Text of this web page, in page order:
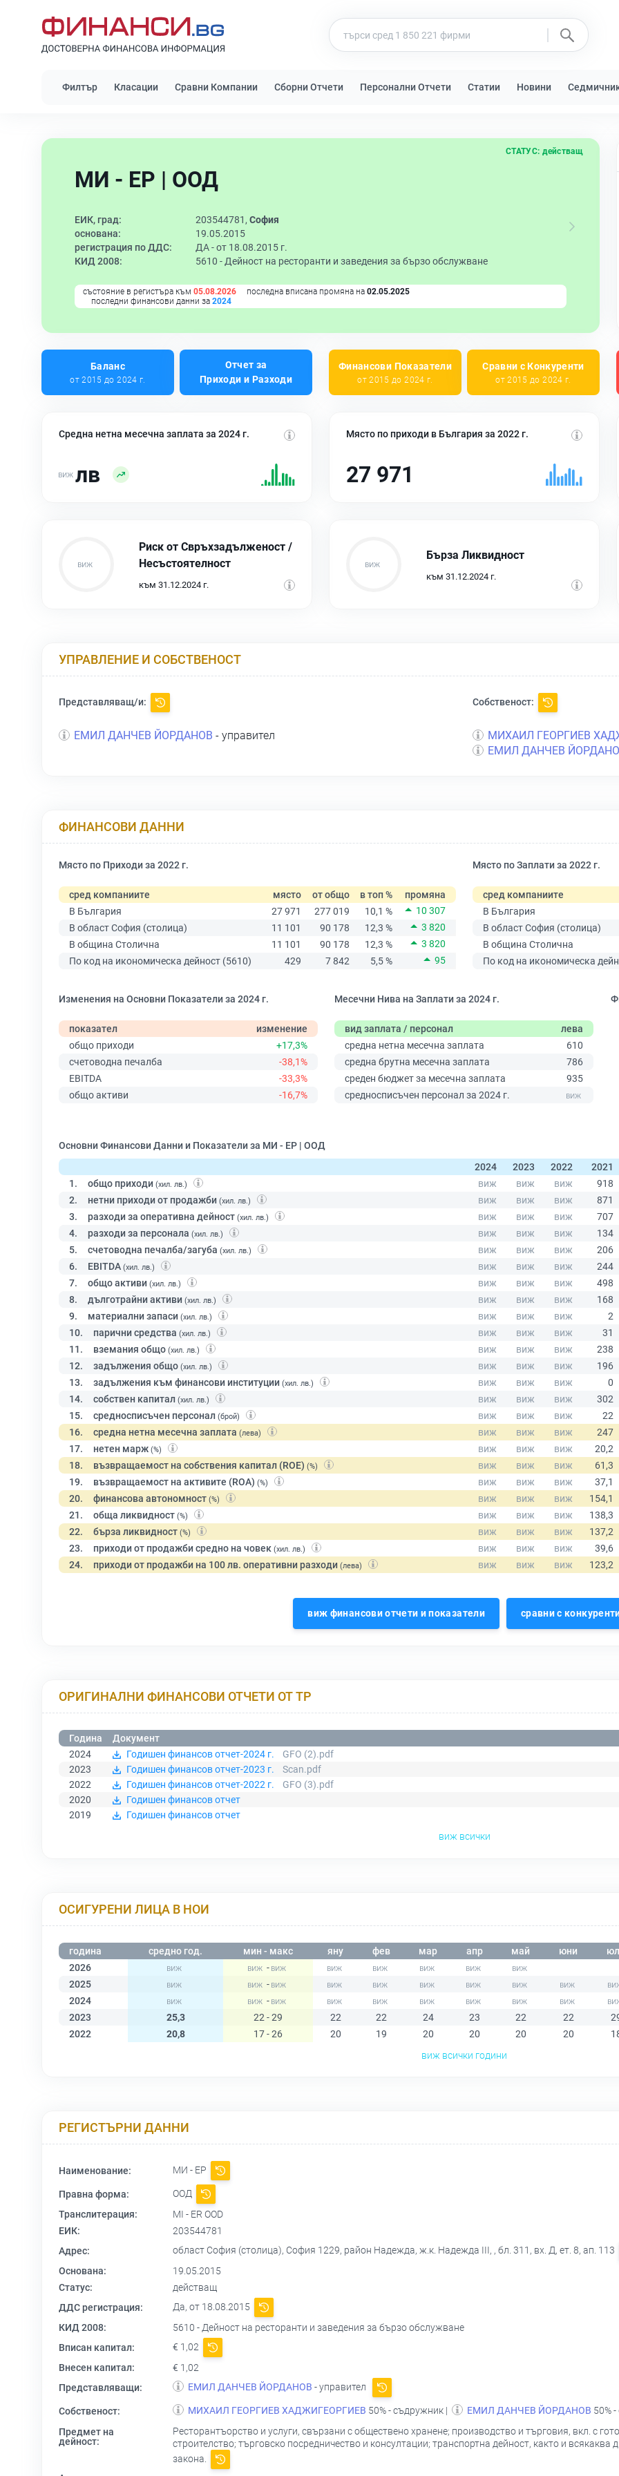
Филтър Класации Сравни Компании Сборни Отчети Персонални Отчети Статии Новини
МИ - ЕР | ООД
СТАТУС: действащ
ЕИК, град: 203544781, София
основана:
19.05.2015
регистрация по ДДС:
ДА - от 18.08.2015 г.
КИД 2008:
5610 - Дейност на ресторанти и заведения за бързо обслужване
състояние в регистъра към 05.08.2026 последна вписана промяна на 02.05.2025
последни финансови данни за 2024
Баланс
от 2015 до 2024 г.
Отчет за
Приходи и Разходи
Финансови Показатели
от 2015 до 2024 г.
Сравни с Конкуренти
от 2015 до 2024 г.
Средна нетна месечна заплата за 2024 г.
лв
Място по приходи в България за 2022 г.
27 971
Риск от Свръхзадълженост /
Несъстоятелност
към 31.12.2024 г.
Бърза Ликвидност
към 31.12.2024 г.
УПРАВЛЕНИЕ И СОБСТВЕНОСТ
Представляващ/и:
ЕМИЛ ДАНЧЕВ ЙОРДАНОВ - управител
Собственост:
МИХАИЛ ГЕОРГИЕВ
ЕМИЛ ДАНЧЕВ
ФИНАНСОВИ ДАННИ
Място по Приходи за 2022 г.
сред компаниите място от общо в топ %
промяна
В България
27 971 277 019 10,1 %
10 307
В област София (столица)
11 101 90 178 12,3 %
3 820
В община Столична
11 101 90 178 12,3 %
3 820
По код на икономическа дейност (5610)
429 7 842 5,5 % 95
Място по Заплати за 2022 г.
сред компаниите
В България
В област София (столица)
В община Столична
По код на икономическа
Изменения на Основни Показатели за 2024 г.
показател
изменение
общо приходи
+17,3%
счетоводна печалба
-38,1%
EBITDA
-33,3%
общо активи
-16,7%
Месечни Нива на Заплати за 2024 г.
вид заплата / персонал
лева
средна нетна месечна заплата
610
средна брутна месечна заплата
786
среден бюджет за месечна заплата
935
средносписъчен персонал за 2024 г.
Основни Финансови Данни и Показатели за МИ - ЕР | ООД
2024
2023 2022
2021
1.
общо приходи (хил. лв.)
2. нетни приходи от продажби (хил. лв.)
3. разходи за оперативна дейност (хил. лв.)
4. разходи за персонала (хил. лв.)
5. счетоводна печалба/загуба (хил. лв.)
6. EBITDA (хил. лв.)
7. общо активи (хил. лв.)
8. дълготрайни активи (хил. лв.)
9. материални запаси (хил. лв.)
10. парични средства (хил. лв.)
11. вземания общо (хил. лв.)
12. задължения общо (хил. лв.)
13. задължения към финансови институции (хил. лв.)
14. собствен капитал (хил. лв.)
15. средносписъчен персонал (брой)
16. средна нетна месечна заплата (лева)
17. нетен марж (%)
18. възвращаемост на собствения капитал (ROE) (%)
19. възвращаемост на активите (ROA) (%)
20. финансова автономност (%)
21. обща ликвидност (%)
22. бърза ликвидност (%)
23. приходи от продажби средно на човек (хил. лв.)
24. приходи от продажби на 100 лв. оперативни разходи (лева)
виж финансови отчети и показатели сравни с
ОРИГИНАЛНИ ФИНАНСОВИ ОТЧЕТИ ОТ ТР
Година
Документ
2024
Годишен финансов отчет-2024 г.
GFO (2).pdf
2023
Годишен финансов отчет-2023 г.
Scan.pdf
2022
Годишен финансов отчет-2022 г.
GFO (3).pdf
2020
Годишен финансов отчет
2019
Годишен финансов отчет
виж всички
ОСИГУРЕНИ ЛИЦА В НОИ
година средно год. мин - макс яну фев мар апр май юни
2026
-
2025
-
2024
-
2023
25,3 22 - 29 22 22 24 23 22 22
2022
20,8 17 - 26 20 19 20 20 20 20
виж всички години
РЕГИСТЪРНИ ДАННИ
Наименование: МИ - ЕР
Правна форма:
ООД
Транслитерация:
MI - ER OOD
ЕИК:
203544781
Адрес:
област София (столица), София 1229, район Надежда, ж.к. Надежда ІІІ, , бл. 311, вх. Д, ет. 8, ап. 113
Основана:
19.05.2015
Статус:
действащ
ДДС регистрация:
Да, от 18.08.2015
КИД 2008:
5610 - Дейност на ресторанти и заведения за бързо обслужване
Вписан капитал:
€ 1,02
Внесен капитал:
€ 1,02
Представляващи:
ЕМИЛ ДАНЧЕВ ЙОРДАНОВ - управител
Собственост: МИХАИЛ ГЕОРГИЕВ ХАДЖИГЕОРГИЕВ 50% - съдружник | ЕМИЛ ДАНЧЕВ ЙОРДАНОВ 50%
Предмет на
дейност:
Ресторантъорство и услуги, свързани с обществено хранене; производство и търговия, вкл. с
строителство; търговско посредничество и консултации; транспортна дейност, както и всякаква
закона.